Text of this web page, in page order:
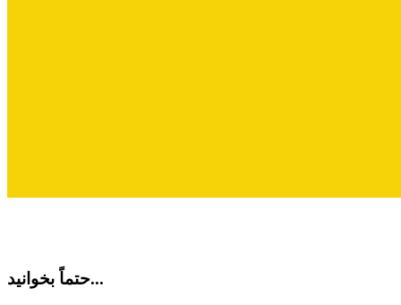
حتماً بخوانید...